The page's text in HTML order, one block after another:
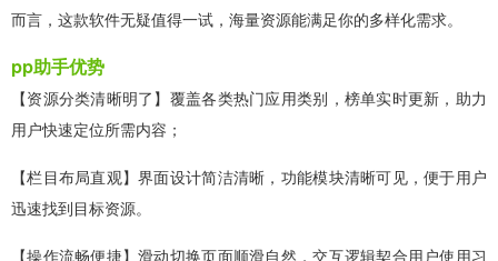
而言，这款软件无疑值得一试，海量资源能满足你的多样化需求。
pp助手优势
【资源分类清晰明了】覆盖各类热门应用类别，榜单实时更新，助力
用户快速定位所需内容；
【栏目布局直观】界面设计简洁清晰，功能模块清晰可见，便于用户
迅速找到目标资源。
【操作流畅便捷】滑动切换页面顺滑自然，交互逻辑契合用户使用习